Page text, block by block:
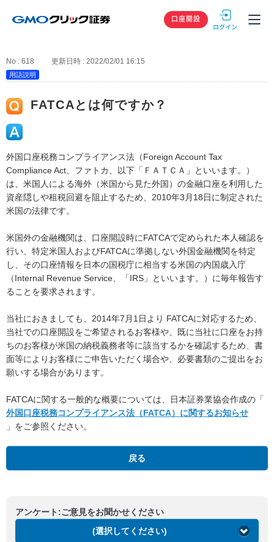
GMOクリック
口座開設
No : 618 更新日時 : 2022/02/01 16:15
用語説明
FATCAとは何ですか？
外国口座税務コンプライアンス法（Foreign Account Tax
Compliance Act、ファトカ、以下「ＦＡＴＣＡ」といいます。）
は、米国人による海外（米国から見た外国）の金融口座を利用した
資産隠しや租税回避を阻止するため、2010年3月18日に制定された
米国の法律です。
米国外の金融機関は、口座開設時にFATCAで定められた本人確認を
行い、特定米国人およびFATCAに準拠しない外国金融機関を特定
し、その口座情報を日本の国税庁に相当する米国の内国歳入庁
（Internal Revenue Service、「IRS」といいます。）に毎年報告す
ることを要求されます。
当社におきましても、2014年7月1日より FATCAに対応するため、
当社での口座開設をご希望されるお客様や、既に当社に口座をお持
ちのお客様が米国の納税義務者等に該当するかを確認するため、書
面等によりお客様にご申告いただく場合や、必要書類のご提出をお
願いする場合があります。
FATCAに関する一般的な概要については、日本証券業協会作成の「
外国口座税務コンプライアンス法（FATCA）に関するお知らせ
」をご参照ください。
戻る
アンケート:ご意見をお聞かせください
(選択してください)